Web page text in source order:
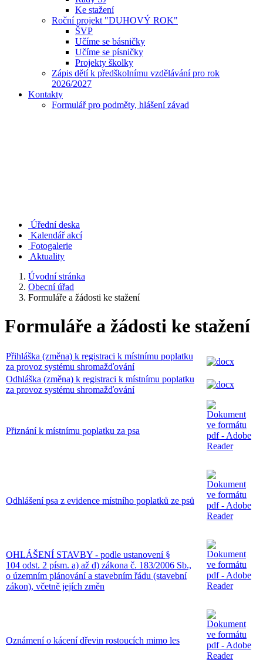
Ke stažení
Roční projekt "DUHOVÝ ROK"
ŠVP
Učíme se básničky
Učíme se písničky
Projekty školky
Zápis dětí k předškolnímu vzdělávání pro rok
2026/2027
Kontakty
Formulář pro podměty, hlášení závad
Úřední deska
Kalendář akcí
Fotogalerie
Aktuality
Úvodní stránka
Obecní úřad
Formuláře a žádosti ke stažení
Formuláře a žádosti ke stažení
Přihláška (změna) k registraci k místnímu poplatku
za provoz systému shromažďování
Odhláška (změna) k registraci k místnímu poplatku
za provoz systému shromažďování
Přiznání k místnímu poplatku za psa
Odhlášení psa z evidence místního poplatků ze psů
OHLÁŠENÍ STAVBY - podle ustanovení §
104 odst. 2 písm. a) až d) zákona č. 183/2006 Sb.,
o územním plánování a stavebním řádu (stavební
zákon), včetně jejích změn
Oznámení o kácení dřevin rostoucích mimo les